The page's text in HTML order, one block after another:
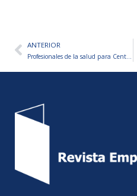
AntANTERIOR
Profesionales de la salud para Centro Médico